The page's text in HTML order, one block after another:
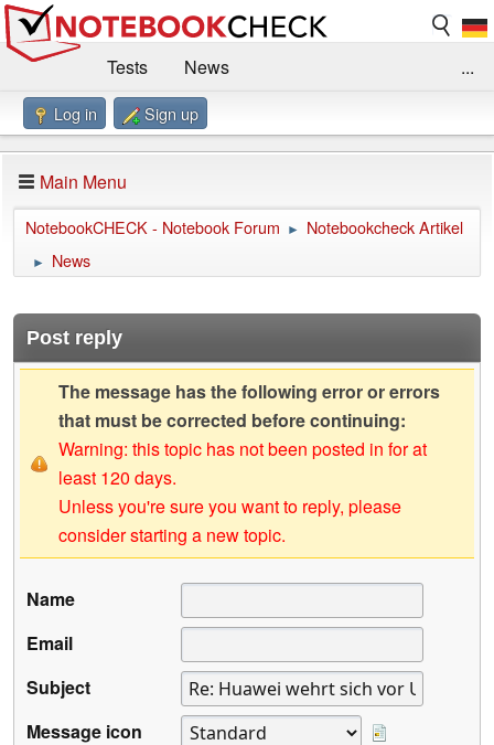
Tests
News
Benchmarks / Technik
Forum
Impressum
...
Log in Sign up
Main Menu
NotebookCHECK - Notebook Forum ► Notebookcheck Artikel
► News
Post reply
The message has the following error or errors
that must be corrected before continuing:
Warning: this topic has not been posted in for at
least 120 days.
Unless you're sure you want to reply, please
consider starting a new topic.
Name
Email
Subject
Message icon